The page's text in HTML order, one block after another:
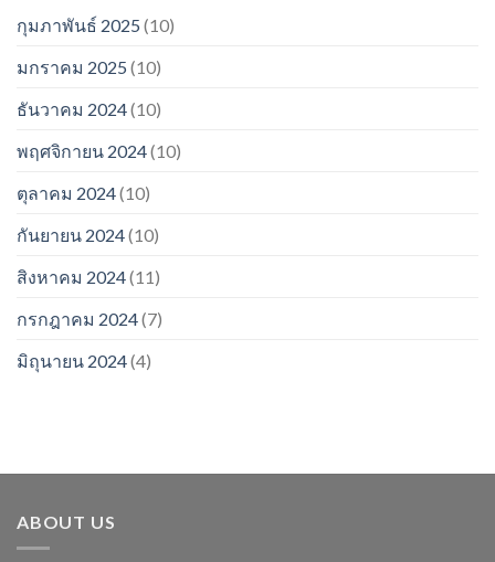
กุมภาพันธ์ 2025 (10)
มกราคม 2025 (10)
ธันวาคม 2024(10)
พฤศจิกายน 2024(10)
ตุลาคม 2024(10)
กันยายน 2024(10)
สิงหาคม 2024(11)
กรกฎาคม 2024(7)
มิถุนายน 2024(4)
ABOUT US